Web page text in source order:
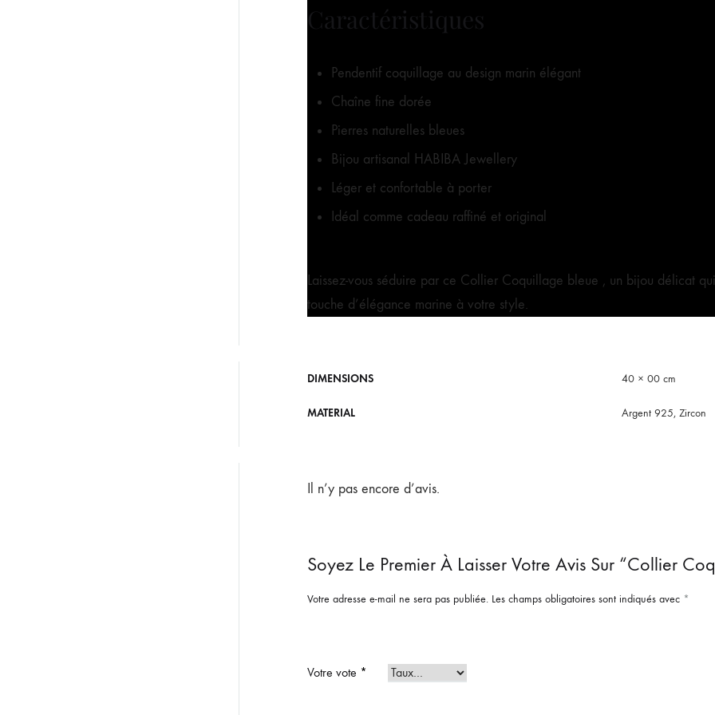
Caractéristiques
Pendentif coquillage au design marin élégant
Chaîne fine dorée
Pierres naturelles bleues
Bijou artisanal HABIBA Jewellery
Léger et confortable à porter
Idéal comme cadeau raffiné et original
Laissez-vous séduire par ce Collier Coquillage bleue , un bijou délicat
touche d’élégance marine à votre style.
DIMENSIONS 40 × 00 cm
MATERIAL Argent 925, Zircon
Il n’y pas encore d’avis.
Soyez Le Premier À Laisser Votre Avis Sur “Collier
Votre adresse e-mail ne sera pas publiée. Les champs obligatoires sont indiqués avec *
Votre vote *